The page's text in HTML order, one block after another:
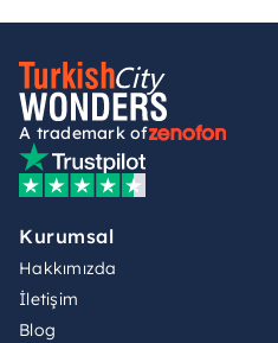
A trademark of
Kurumsal
Hakkımızda
İletişim
Blog